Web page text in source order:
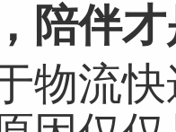
陪伴
流快